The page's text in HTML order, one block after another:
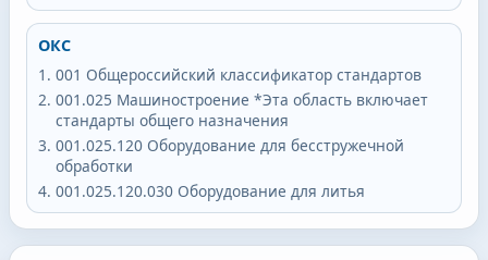
ОКС
001 Общероссийский классификатор стандартов
001.025 Машиностроение *Эта область включает
стандарты общего назначения
001.025.120 Оборудование для бесстружечной
обработки
001.025.120.030 Оборудование для литья